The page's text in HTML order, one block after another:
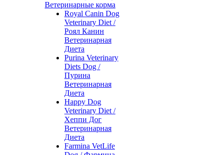
Ветеринарные корма
Royal Canin Dog
Veterinary Diet /
Роял Канин
Ветеринарная
Диета
Purina Veterinary
Diets Dog /
Пурина
Ветеринарная
Диета
Happy Dog
Veterinary Diet /
Хеппи Дог
Ветеринарная
Диета
Farmina VetLife